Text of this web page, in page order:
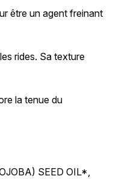
être un agent freinant
rides. Sa texture
la tenue du
SEED OIL*,